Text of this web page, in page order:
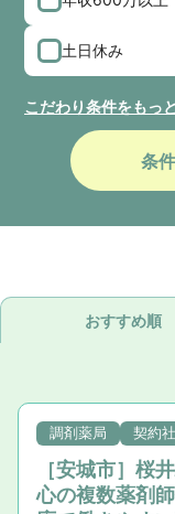
土日休み
こだわり条件をもっ
条
おすすめ順
調剤薬局 契約
［安城市］桜
心の複数薬剤